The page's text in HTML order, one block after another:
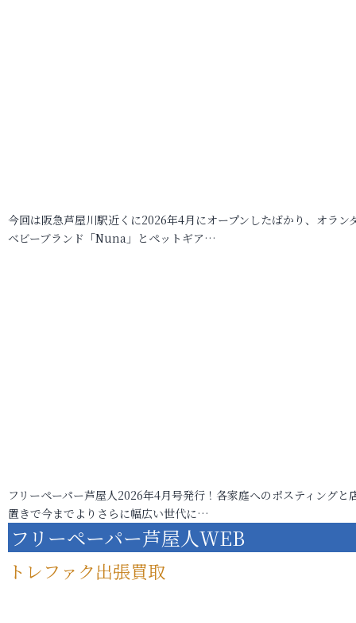
今回は阪急芦屋川駅近くに2026年4月にオープンしたばかり、オラン
ベビーブランド「Nuna」とペットギア…
フリーペーパー芦屋人2026年4月号発行！各家庭へのポスティングと
置きで今までよりさらに幅広い世代に…
フリーペーパー芦屋人WEB
トレファク出張買取